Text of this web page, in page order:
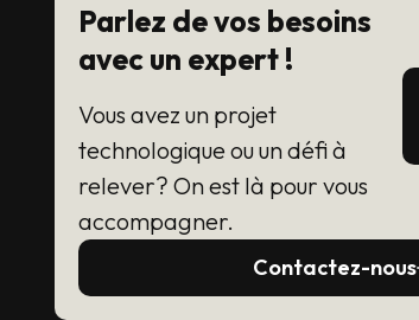
Parlez de vos besoins
avec un expert !
Vous avez un projet
technologique ou un défi à
relever? On est là pour vous
accompagner.
Contactez-nous